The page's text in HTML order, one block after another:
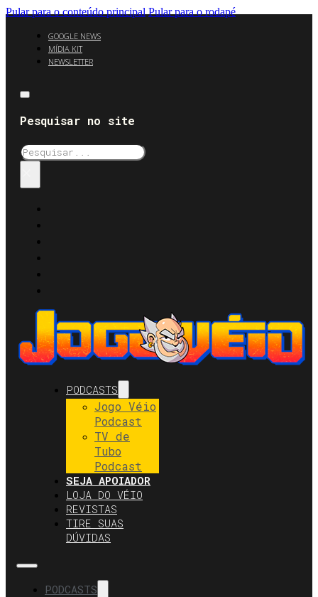
Pular para o conteúdo principal Pular para o rodapé
GOOGLE NEWS
MÍDIA KIT
NEWSLETTER
Pesquisar no site
Pesquisar
PODCASTS
Jogo Véio
Podcast
TV de
Tubo
Podcast
SEJA APOIADOR
LOJA DO VÉIO
REVISTAS
TIRE SUAS
DÚVIDAS
PODCASTS